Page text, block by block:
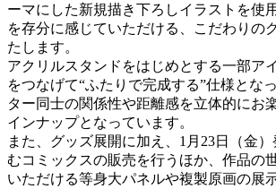
ーマにした新規描き下ろしイラストを使
を存分に感じていただける、こだわりの
たします。
アクリルスタンドをはじめとする一部ア
をつなげて“ふたりで完成する”仕様とな
ター同士の関係性や距離感を立体的にお
インナップとなっています。
また、グッズ展開に加え、1月23日（金
むコミックスの販売を行うほか、作品の
いただける等身大パネルや複製原画の展